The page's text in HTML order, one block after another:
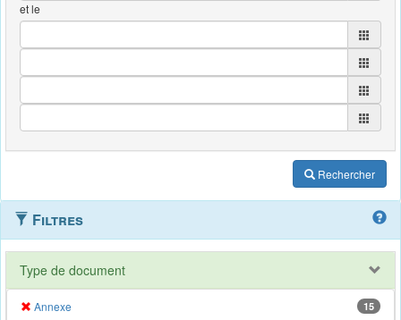
et le
Rechercher
Filtres
Type de document
Annexe 15